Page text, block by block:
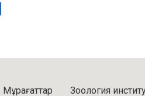
Мұрағаттар Зоология